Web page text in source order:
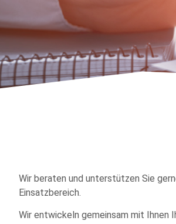
Wir beraten und unterstützen Sie
Einsatzbereich.
Wir entwickeln gemeinsam mit Ihnen